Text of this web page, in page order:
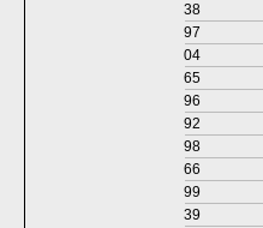
38
97
04
65
96
92
98
66
99
39